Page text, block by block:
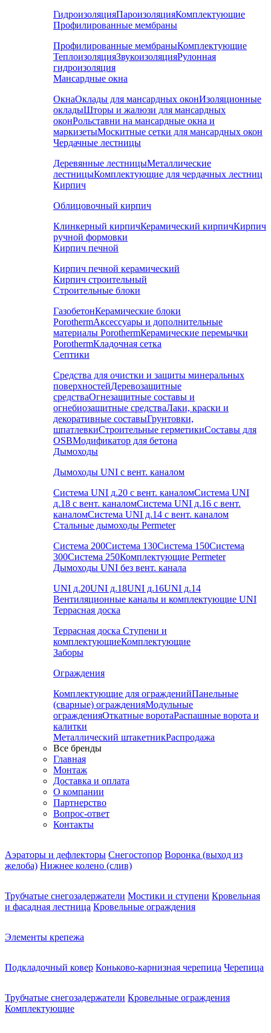
ГидроизоляцияПароизоляцияКомплектующие
Профилированные мембраны
Профилированные мембраныКомплектующие
ТеплоизоляцияЗвукоизоляцияРулонная
гидроизоляция
Мансардные окна
ОкнаОклады для мансардных оконИзоляционные
окладыШторы и жалюзи для мансардных
оконРольставни на мансардные окна и
маркизетыМоскитные сетки для мансардных окон
Чердачные лестницы
Деревянные лестницыМеталлические
лестницыКомплектующие для чердачных лестниц
Кирпич
Облицовочный кирпич
Клинкерный кирпичКерамический кирпичКирпич
ручной формовки
Кирпич печной
Кирпич печной керамический
Кирпич строительный
Строительные блоки
ГазобетонКерамические блоки
PorothermАксессуары и дополнительные
материалы PorothermКерамические перемычки
PorothermКладочная сетка
Септики
Средства для очистки и защиты минеральных
поверхностейДеревозащитные
средстваОгнезащитные составы и
огнебиозащитные средстваЛаки, краски и
декоративные составыГрунтовки,
шпатлевкиСтроительные герметикиСоставы для
OSBМодификатор для бетона
Дымоходы
Дымоходы UNI с вент. каналом
Система UNI д.20 с вент. каналомСистема UNI
д.18 с вент. каналомСистема UNI д.16 с вент.
каналомСистема UNI д.14 с вент. каналом
Стальные дымоходы Permeter
Система 200Система 130Система 150Система
300Система 250Комплектующие Permeter
Дымоходы UNI без вент. канала
UNI д.20UNI д.18UNI д.16UNI д.14
Вентиляционные каналы и комплектующие UNI
Террасная доска
Террасная доска Ступени и
комплектующиеКомплектующие
Заборы
Ограждения
Комплектующие для огражденийПанельные
(сварные) огражденияМодульные
огражденияОткатные воротаРаспашные ворота и
калитки
Металлический штакетникРаспродажа
Все бренды
Главная
Монтаж
Доставка и оплата
О компании
Партнерство
Вопрос-ответ
Контакты
Аэраторы и дефлекторы Снегостопор Воронка (выход из
желоба) Нижнее колено (слив)
Трубчатые снегозадержатели Мостики и ступени Кровельная
и фасадная лестница Кровельные ограждения
Элементы крепежа
Подкладочный ковер Коньково-карнизная черепица Черепица
Трубчатые снегозадержатели Кровельные ограждения
Комплектующие